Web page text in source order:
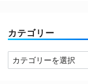
カテゴリー
カ
テ